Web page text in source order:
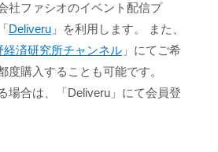
社ファシオのイベント配信プ
Deliveru 」を利用します。 また、
済研究所チャンネル 」にてご希
度購入することも可能です。
場合は、「Deliveru」にて会員登